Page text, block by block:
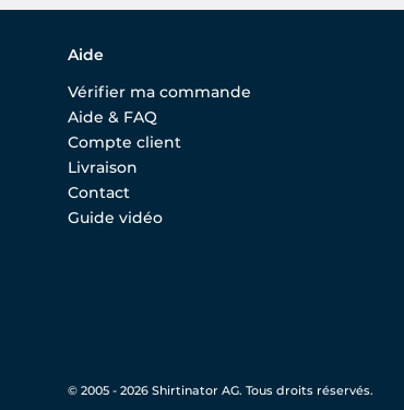
Aide
Vérifier ma commande
Aide & FAQ
Compte client
Livraison
Contact
Guide vidéo
© 2005 - 2026 Shirtinator AG. Tous droits réservés.